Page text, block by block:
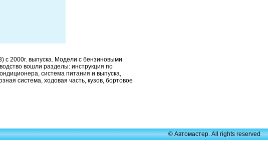
с 2000г. выпуска. Модели с бензиновыми
вошли разделы: инструкция по
система питания и выпуска,
система, ходовая часть, кузов, бортовое
© Автомастер. All rights reserved